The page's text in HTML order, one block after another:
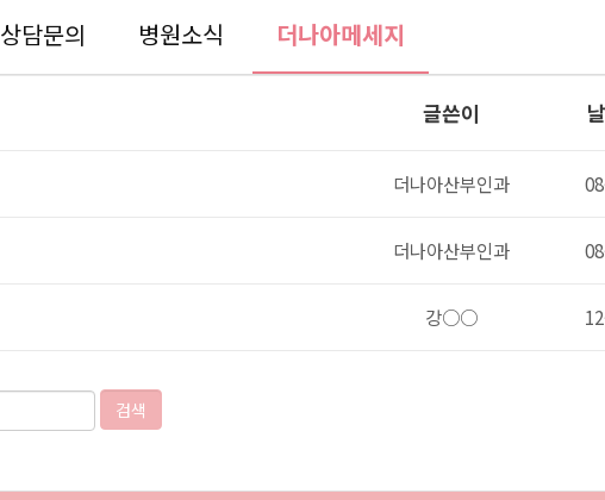
상담문의 병원소식 더나아메세지
글쓴이
더나아산부인과
더나아산부인과
강○○